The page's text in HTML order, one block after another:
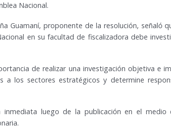
Nacional.
Guamaní, proponente de la resolución, señaló
en su facultad de fiscalizadora debe
de realizar una investigación objetiva e
a los sectores estratégicos y determine
luego de la publicación en el